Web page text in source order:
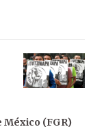
México (FGR)